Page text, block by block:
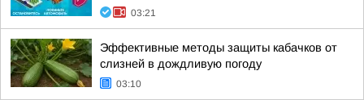
03:21
Эффективные методы защиты кабачков от
слизней в дождливую погоду
03:10